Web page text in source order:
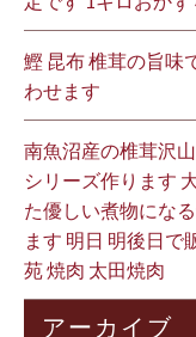
鰹 昆布 椎茸の旨味
わせます
南魚沼産の椎茸沢
シリーズ作ります
た優しい煮物にな
ます 明日 明後日で
苑 焼肉 太田焼肉
アーカイブ